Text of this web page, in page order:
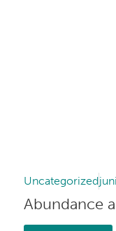
Uncategorized
Abundance